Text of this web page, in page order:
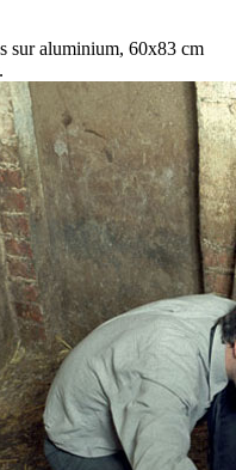
sur aluminium, 60x83 cm